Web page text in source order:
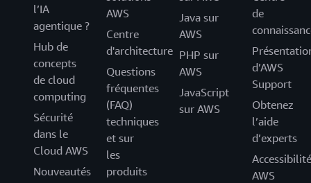
l’IA
agentique ?
Hub de
concepts
de cloud
computing
Sécurité
dans le
Cloud AWS
Nouveautés
AWS
Centre
d'architecture
Questions
fréquentes
(FAQ)
techniques
et sur
les
produits
Java sur
AWS
PHP sur
AWS
JavaScript
sur AWS
de
d’AWS
Support
Obtenez
l’aide
d’experts
Accessibilité
AWS